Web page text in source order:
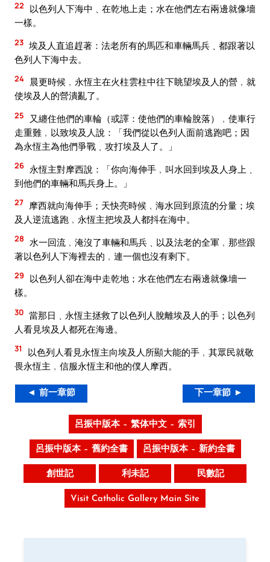
22
以色列人下海中﹑在乾地上走；水在他們左右兩邊就像墻
一樣。
23 埃及人直追趕著：法老所有的馬匹和車輛馬兵﹑都跟著以
色列人下海中去。
24
晨更時候﹐永恆主在火柱雲柱中往下眺望埃及人的營﹐就
使埃及人的營潰亂了。
25
又纏住他們的車輪（或譯：使他們的車輪脫落）﹐使車行
走重難﹐以致埃及人說：「我們從以色列人面前逃跑吧；因
為永恆主為他們爭戰﹑攻打埃及人了。」
26 永恆主對摩西說：「你向海伸手﹐叫水回到埃及人身上﹑
到他們的車輛和馬兵身上。」
27 摩西就向海伸手；天快亮時候﹐海水回到原流的分量；埃
及人逆流逃跑﹐永恆主把埃及人都抖在海中。
28
水一回流﹐淹沒了車輛和馬兵﹑以及法老的全軍﹐那些跟
著以色列人下海裡去的﹐連一個也沒有剩下。
29
以色列人卻在海中走乾地；水在他們左右兩邊就像墻一
樣。
30 當那日﹑永恆主拯救了以色列人脫離埃及人的手；以色列
人看見埃及人都死在海邊。
31
以色列人看見永恆主向埃及人所顯大能的手﹐其眾民就敬
畏永恆主﹐信服永恆主和他的僕人摩西。
◄ 前一章節 下一章節 ►
呂振中版本 – 繁体中文 – 索引
呂振中版本 – 舊約全書 呂振中版本 – 新約全書
創世記 利未記 民數記
Visit Catholic Gallery Main Site